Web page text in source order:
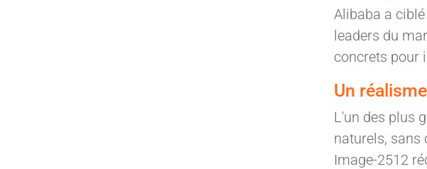
Alibaba a
leaders du
concrets pour
Un
L'un des plus
naturels, sans
Image-2512